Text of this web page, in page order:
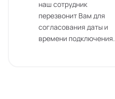
наш сотрудник
перезвонит Вам для
согласования даты и
времени подключения.